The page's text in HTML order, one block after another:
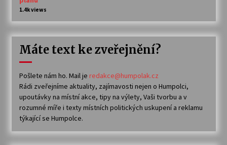
1.4k views
Máte text ke zveřejnění?
Pošlete nám ho. Mail je redakce@humpolak.cz
Rádi zveřejníme aktuality, zajímavosti nejen o Humpolci,
upoutávky na místní akce, tipy na výlety, Vaši tvorbu a v
rozumné míře i texty místních politických uskupení a reklamu
týkající se Humpolce.